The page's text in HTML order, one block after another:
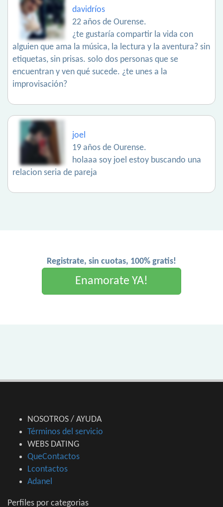
davidríos
22 años de Ourense.
¿te gustaría compartir la vida con
alguien que ama la música, la lectura y la aventura? sin
etiquetas, sin prisas. solo dos personas que se
encuentran y ven qué sucede. ¿te unes a la
improvisación?
joel
19 años de Ourense.
holaaa soy joel estoy buscando una
relacion seria de pareja
Registrate, sin cuotas, 100% gratis!
Enamorate YA!
NOSOTROS / AYUDA
Términos del servicio
WEBS DATING
QueContactos
Lcontactos
Adanel
Perfiles por categorias